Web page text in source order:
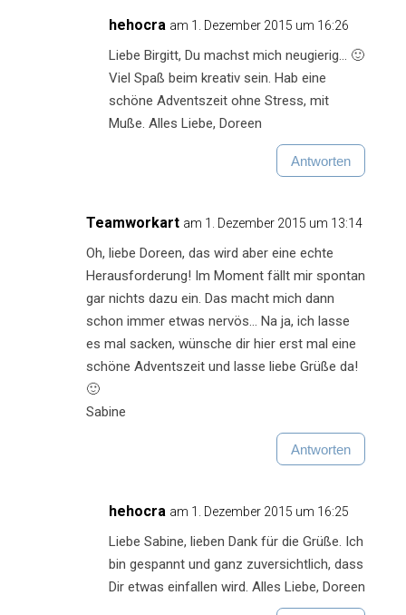
hehocra am 1. Dezember 2015 um 16:26
Liebe Birgitt, Du machst mich neugierig… 🙂
Viel Spaß beim kreativ sein. Hab eine
schöne Adventszeit ohne Stress, mit
Muße. Alles Liebe, Doreen
Antworten
Teamworkart am 1. Dezember 2015 um 13:14
Oh, liebe Doreen, das wird aber eine echte
Herausforderung! Im Moment fällt mir spontan
gar nichts dazu ein. Das macht mich dann
schon immer etwas nervös… Na ja, ich lasse
es mal sacken, wünsche dir hier erst mal eine
schöne Adventszeit und lasse liebe Grüße da!
🙂
Sabine
Antworten
hehocra am 1. Dezember 2015 um 16:25
Liebe Sabine, lieben Dank für die Grüße. Ich
bin gespannt und ganz zuversichtlich, dass
Dir etwas einfallen wird. Alles Liebe, Doreen